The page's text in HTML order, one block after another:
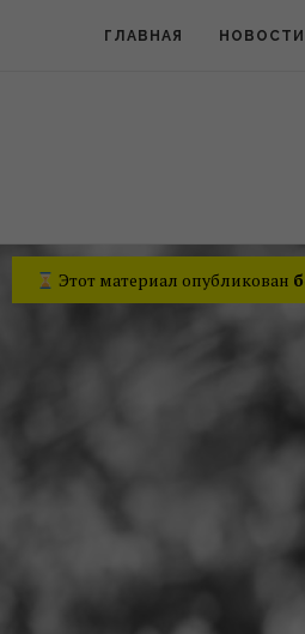
ГЛАВНАЯ НОВОСТИ
Этот материал опубликован